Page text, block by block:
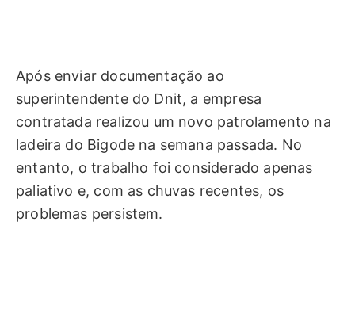
Após enviar documentação ao
superintendente do Dnit, a empresa
contratada realizou um novo patrolamento na
ladeira do Bigode na semana passada. No
entanto, o trabalho foi considerado apenas
paliativo e, com as chuvas recentes, os
problemas persistem.